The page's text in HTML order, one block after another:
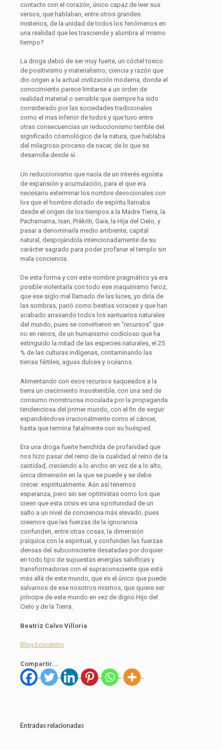
contacto con el corazón, único capaz de leer sus
versos, que hablaban, entre otros grandes
misterios, de la unidad de todos los fenómenos en
una realidad que les trasciende y alumbra al mismo
tiempo?
La droga debió de ser muy fuerte, un cóctel toxico
de positivismo y materialismo, ciencia y razón que
dio origen a la actual civilización moderna, donde el
conocimiento parece limitarse a un orden de
realidad material o sensible que siempre ha sido
considerado por las sociedades tradicionales
como el mas inferior de todos y que tuvo entre
otras consecuencias un reduccionismo terrible del
significado cósmológico de la natura, que hablaba
del milagroso proceso de nacer, de lo que se
desarrolla desde sí.
Un reduccionismo que nacía de un interés egoísta
de expansión y acumulación, para el que era
necesario exterminar los nombre devocionales con
los que el hombre dotado de espíritu llamaba
desde el origen de los tiempos a la Madre Tierra, la
Pachamama, Isan, Prâkriti, Gaia, la Hija del Cielo, y
pasar a denominarla medio ambiente, capital
natural, despojándola intencionadamente de su
carácter sagrado para poder profanar el templo sin
mala conciencia.
De esta forma y con este nombre pragmático ya era
posible violentarla con todo ese maquinismo feroz,
que ese siglo mal llamado de las luces, yo diría de
las sombras, parió como bestias voraces y que han
acabado arrasando todos los santuarios naturales
del mundo, pues se convirtieron en “recursos” que
no en reinos, de un humanismo codicioso que ha
extinguido la mitad de las especies naturales, el 25
% de las culturas indígenas, contaminando las
tierras fértiles, aguas dulces y océanos.
Alimentando con esos recursos saqueados a la
tierra un crecimiento insostenible, con una sed de
consumo monstruosa inoculada por la propaganda
tendenciosa del primer mundo, con el fin de seguir
expandiéndose irracionalmente como el cáncer,
hasta que termina fatalmente con su huésped.
Era una droga fuerte henchida de profanidad que
nos hizo pasar del reino de la cualidad al reino de la
cantidad, creciendo a lo ancho en vez de a lo alto,
única dimensión en la que se puede y se debe
crecer: espiritualmente. Aún así tenemos
esperanza, pero sin ser optimistas como los que
creen que esta crisis es una oportunidad de un
salto a un nivel de conciencia más elevado, pues
creemos que las fuerzas de la ignorancia
confunden, entre otras cosas, la dimensión
psíquica con la espiritual, y confunden las fuerzas
densas del subconsciente desatadas por doquier
en todo tipo de supuestas energías salvíficas y
transformadoras con el supraconsciente que está
más allá de este mundo, que es el único que puede
salvarnos de ese nosotros mismos, que quiere ser
príncipe de este mundo en vez de digno Hijo del
Cielo y de la Tierra.
Beatriz Calvo Villoria
Blog Ecocentro
Compartir...
Entradas relacionadas